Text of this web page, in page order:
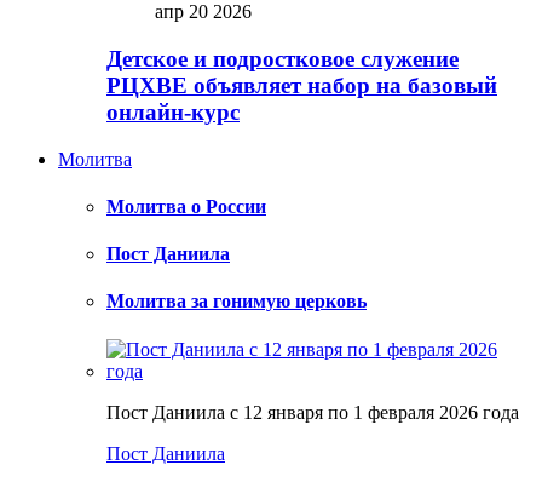
апр 20 2026
Детское и подростковое служение
РЦХВЕ объявляет набор на базовый
онлайн-курс
Молитва
Молитва о России
Пост Даниила
Молитва за гонимую церковь
Пост Даниила с 12 января по 1 февраля 2026 года
Пост Даниила